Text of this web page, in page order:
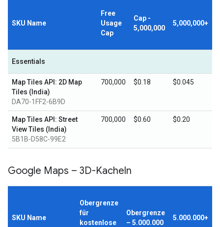
SKU Name
Free
Usage
Cap
Cap -
5,000,000
5,000,000+
Essentials
Map Tiles API: 2D Map
Tiles (India)
DA70-1FF2-6B9D
700,000 $0.18 $0.045
Map Tiles API: Street
View Tiles (India)
5B1B-D58C-99E2
700,000 $0.60 $0.20
Google Maps – 3D-Kacheln
SKU Name
Obergrenze
für
kostenlose
Obergrenze
– 5.000.000
5.000.000+